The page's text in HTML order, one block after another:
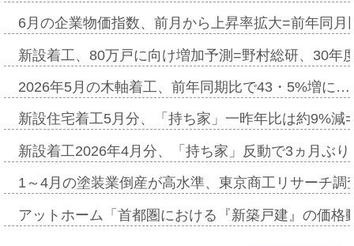
6月の企業物価指数、前月から上昇率拡大=前年同
新設着工、80万戸に向け増加予測=野村総研、30年
2026年5月の木軸着工、前年同期比で43・5%増に…
新設住宅着工5月分、「持ち家」一昨年比は約9%
新設着工2026年4月分、「持ち家」反動で3ヵ月ぶ
1～4月の塗装業倒産が高水準、東京商工リサーチ
アットホーム「首都圏における『新築戸建』の価